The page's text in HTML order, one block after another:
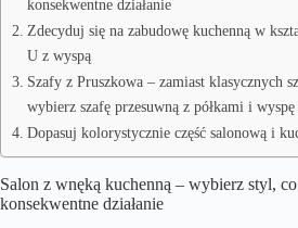
konsekwentne działanie
Zdecyduj się na zabudowę kuchenną w
U z wyspą
Szafy z Pruszkowa – zamiast klasycznych
wybierz szafę przesuwną z półkami i wyspę
Dopasuj kolorystycznie część salonową i
Salon z wnęką kuchenną – wybierz styl,
konsekwentne działanie